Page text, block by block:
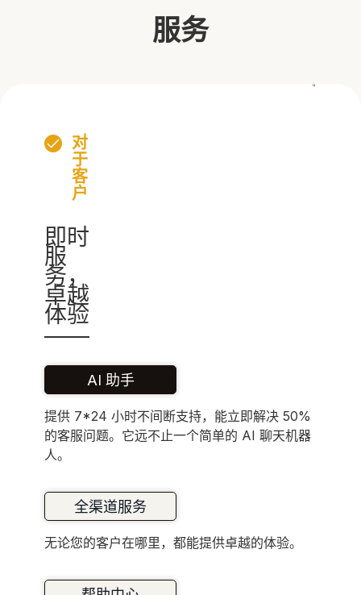
服务
对
于
客
户
即时
服
务，
卓越
体验
AI 助手
提供 7*24 小时不间断支持，能立即解决 50%
的客服问题。它远不止一个简单的 AI 聊天机器
人。
全渠道服务
无论您的客户在哪里，都能提供卓越的体验。